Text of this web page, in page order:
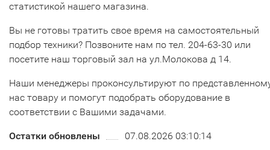
статистикой нашего магазина.
Вы не готовы тратить свое время на самостоятельный
подбор техники? Позвоните нам по тел. 204-63-30 или
посетите наш торговый зал на ул.Молокова д 14.
Наши менеджеры проконсультируют по
нас товару и помогут подобрать оборудование в
соответствии с Вашими задачами.
Остатки обновлены
07.08.2026 03:10:14